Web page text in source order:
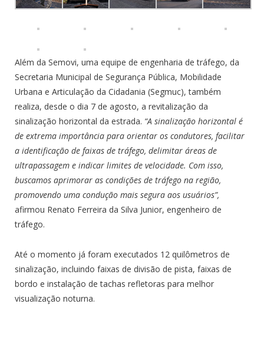
Além da Semovi, uma equipe de engenharia de tráfego, da
Secretaria Municipal de Segurança Pública, Mobilidade
Urbana e Articulação da Cidadania (Segmuc), também
realiza, desde o dia 7 de agosto, a revitalização da
sinalização horizontal da estrada. “A sinalização horizontal é
de extrema importância para orientar os condutores, facilitar
a identificação de faixas de tráfego, delimitar áreas de
ultrapassagem e indicar limites de velocidade. Com isso,
buscamos aprimorar as condições de tráfego na região,
promovendo uma condução mais segura aos usuários”,
afirmou Renato Ferreira da Silva Junior, engenheiro de
tráfego.
Até o momento já foram executados 12 quilômetros de
sinalização, incluindo faixas de divisão de pista, faixas de
bordo e instalação de tachas refletoras para melhor
visualização noturna.